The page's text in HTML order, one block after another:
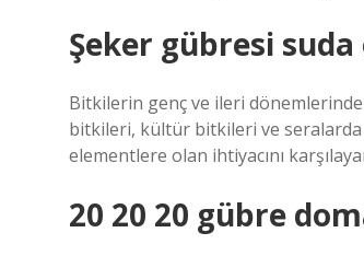
Şeker gübresi
Bitkilerin genç ve ileri
bitkileri, kültür bitkileri ve seralarda
elementlere olan ihtiyacını
20 20 20 gübre